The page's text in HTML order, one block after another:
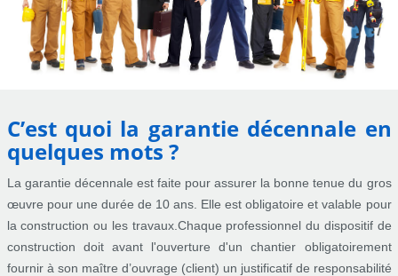
C’est quoi la garantie décennale en
quelques mots ?
La garantie décennale est faite pour assurer la bonne tenue du gros
œuvre pour une durée de 10 ans. Elle est obligatoire et valable pour
la construction ou les travaux.Chaque professionnel du dispositif de
construction doit avant l'ouverture d'un chantier obligatoirement
fournir à son maître d’ouvrage (client) un justificatif de responsabilité